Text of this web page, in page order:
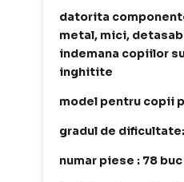
datorita
metal, mici,
indemana copiilor
inghitite
model pentru copii
gradul de
numar piese : 78 buc